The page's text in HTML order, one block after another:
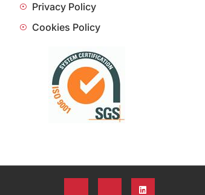
Privacy Policy
Cookies Policy